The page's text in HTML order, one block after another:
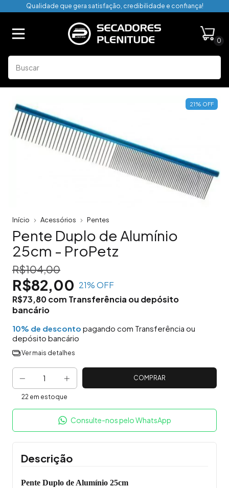
Qualidade que gera satisfação, credibilidade e confiança!
0
21% OFF
Início Acessórios Pentes
Pente Duplo de Alumínio
25cm - ProPetz
R$104,00
R$82,00 21% OFF
R$73,80com Transferência ou depósito
bancário
10% de desconto pagando com Transferência ou
depósito bancário
Ver mais detalhes
22 em estoque
Consulte-nos pelo WhatsApp
Descrição
Pente Duplo de Alumínio 25cm